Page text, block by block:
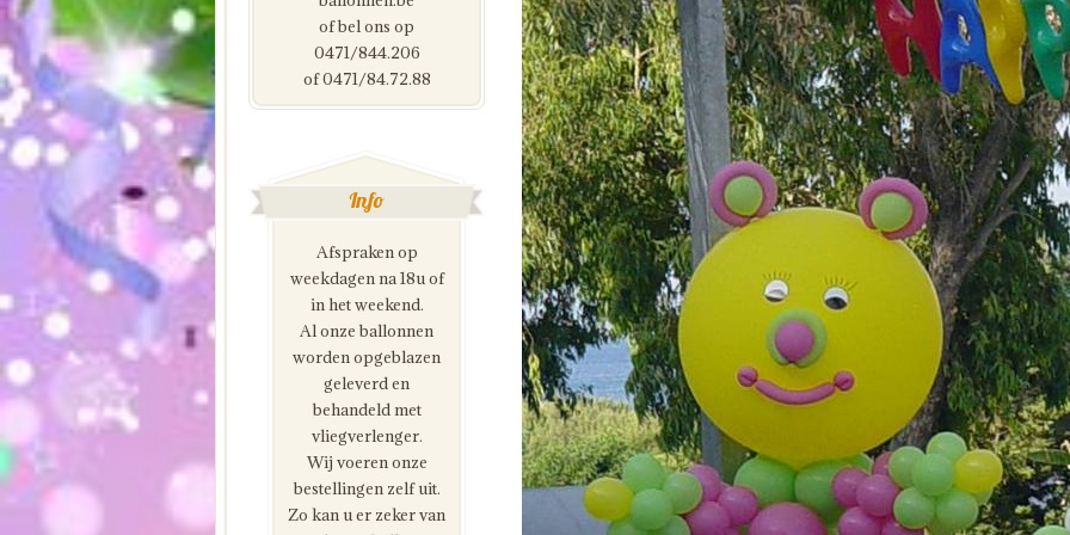
of bel ons op
0471/844.206
of 0471/84.72.88
Info
Afspraken op
weekdagen na 18u of
in het weekend.
Al onze ballonnen
worden opgeblazen
geleverd en
behandeld met
vliegverlenger.
Wij voeren onze
bestellingen zelf uit.
Zo kan u er zeker van